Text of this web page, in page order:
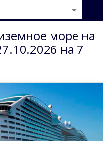
море на
на 7